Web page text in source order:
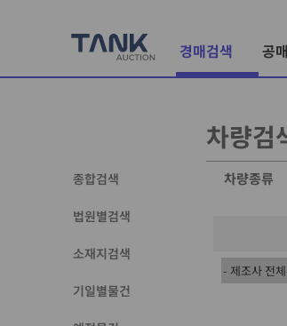
경매검색 공
종합검색
법원별검색
소재지검색
기일별물건
차량검
차량종류